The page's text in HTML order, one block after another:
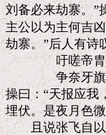
刘备必来劫寨。”
主公以为主何吉
劫寨。”后人有诗
吁嗟帝胄势
争奈牙旗折
操曰：“天报应我
埋伏。是夜月色
且说张飞自以为